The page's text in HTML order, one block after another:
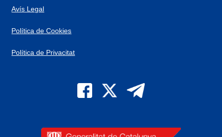
Avís Legal
Política de Cookies
Política de Privacitat